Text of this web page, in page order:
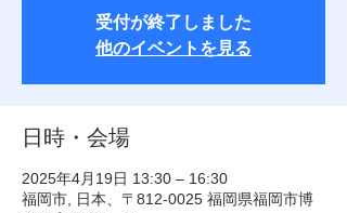
受付が終了しました
他のイベントを見る
日時・会場
2025年4月19日 13:30 – 16:30
福岡市, 日本、〒812-0025 福岡県福岡市博